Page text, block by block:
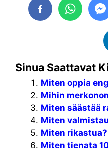
Sinua Saattavat
Miten oppia
Mihin
Miten säästää
Miten
Miten rikastua?
Miten tienata